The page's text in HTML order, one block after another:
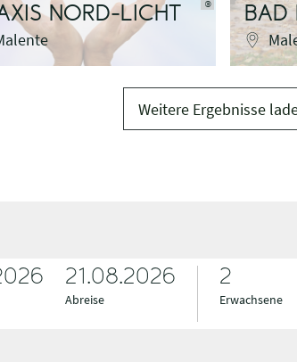
©
NORD-LICHT
BAD
Weitere Ergebnisse
Abreise
21.08.2026
Erwachsene